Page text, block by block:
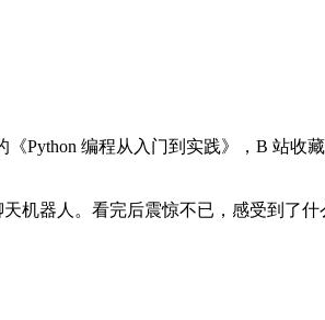
编程从入门到实践》，B 站收藏
机器人。看完后震惊不已，感受到了